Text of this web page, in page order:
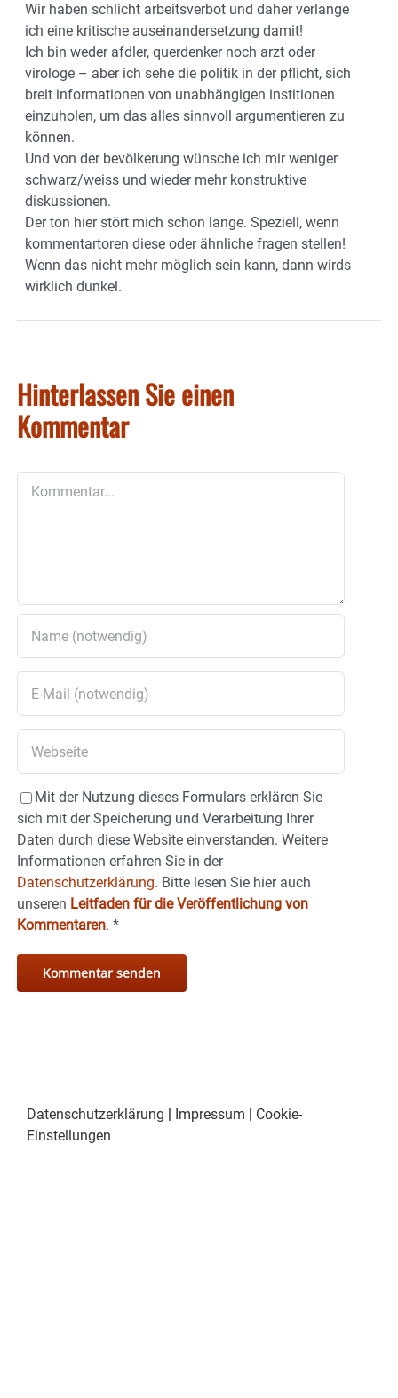
Wir haben schlicht arbeitsverbot und daher verlange
ich eine kritische auseinandersetzung damit!
Ich bin weder afdler, querdenker noch arzt oder
virologe – aber ich sehe die politik in der pflicht, sich
breit informationen von unabhängigen institionen
einzuholen, um das alles sinnvoll argumentieren zu
können.
Und von der bevölkerung wünsche ich mir weniger
schwarz/weiss und wieder mehr konstruktive
diskussionen.
Der ton hier stört mich schon lange. Speziell, wenn
kommentartoren diese oder ähnliche fragen stellen!
Wenn das nicht mehr möglich sein kann, dann wirds
wirklich dunkel.
Hinterlassen Sie einen
Kommentar
Mit der Nutzung dieses Formulars erklären Sie
sich mit der Speicherung und Verarbeitung Ihrer
Daten durch diese Website einverstanden. Weitere
Informationen erfahren Sie in der
Datenschutzerklärung. Bitte lesen Sie hier auch
unseren Leitfaden für die Veröffentlichung von
Kommentaren. *
Datenschutzerklärung Impressum
Cookie-
Einstellungen